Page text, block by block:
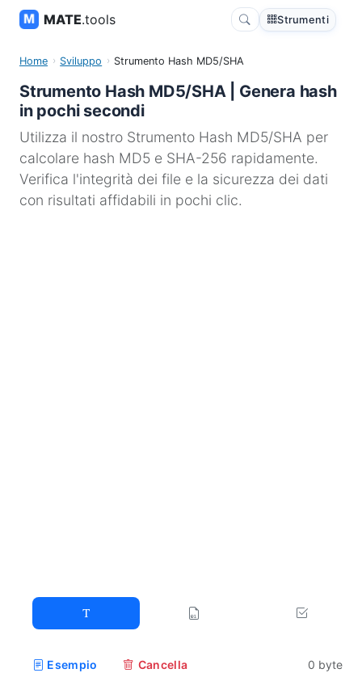
MATE.tools Strumenti
Home Sviluppo Strumento Hash MD5/SHA
Strumento Hash MD5/SHA | Genera hash
in pochi secondi
Utilizza il nostro Strumento Hash MD5/SHA per
calcolare hash MD5 e SHA-256 rapidamente.
Verifica l'integrità dei file e la sicurezza dei dati
con risultati affidabili in pochi clic.
Esempio Cancella 0 byte